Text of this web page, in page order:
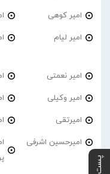
امیر کوهی
امیر لیام
امیر نعمتی
امیر وکیلی
امیرتقی
امیرحسین اشرفی